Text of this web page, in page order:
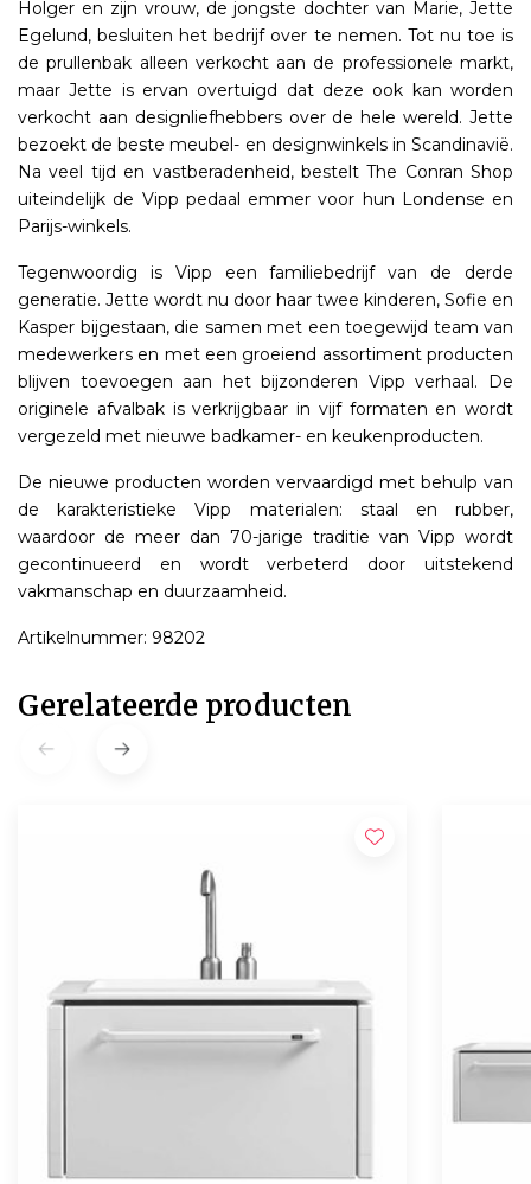
Holger en zijn vrouw, de jongste dochter van Marie, Jette
Egelund, besluiten het bedrijf over te nemen. Tot nu toe is
de prullenbak alleen verkocht aan de professionele markt,
maar Jette is ervan overtuigd dat deze ook kan worden
verkocht aan designliefhebbers over de hele wereld. Jette
bezoekt de beste meubel- en designwinkels in Scandinavië.
Na veel tijd en vastberadenheid, bestelt The Conran Shop
uiteindelijk de Vipp pedaal emmer voor hun Londense en
Parijs-winkels.
Tegenwoordig is Vipp een familiebedrijf van de derde
generatie. Jette wordt nu door haar twee kinderen, Sofie en
Kasper bijgestaan, die samen met een toegewijd team van
medewerkers en met een groeiend assortiment producten
blijven toevoegen aan het bijzonderen Vipp verhaal. De
originele afvalbak is verkrijgbaar in vijf formaten en wordt
vergezeld met nieuwe badkamer- en keukenproducten.
De nieuwe producten worden vervaardigd met behulp van
de karakteristieke Vipp materialen: staal en rubber,
waardoor de meer dan 70-jarige traditie van Vipp wordt
gecontinueerd en wordt verbeterd door uitstekend
vakmanschap en duurzaamheid.
Artikelnummer: 98202
Gerelateerde producten